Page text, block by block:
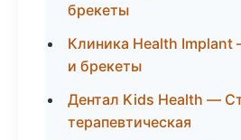
брекеты
Клиника Health Implant
и брекеты
Дентал Kids Health —
терапевтическая